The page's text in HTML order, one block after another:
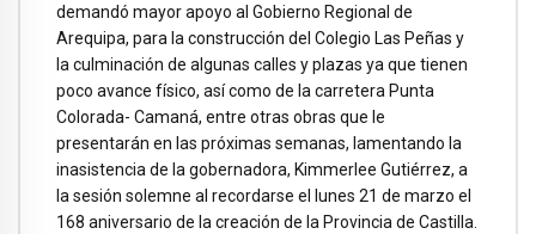
demandó mayor apoyo al Gobierno Regional de
Arequipa, para la construcción del Colegio Las Peñas y
la culminación de algunas calles y plazas ya que tienen
poco avance físico, así como de la carretera Punta
Colorada- Camaná, entre otras obras que le
presentarán en las próximas semanas, lamentando la
inasistencia de la gobernadora, Kimmerlee Gutiérrez, a
la sesión solemne al recordarse el lunes 21 de marzo el
168 aniversario de la creación de la Provincia de Castilla.